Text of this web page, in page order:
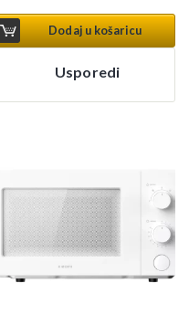
Dodaj u košaricu
Usporedi